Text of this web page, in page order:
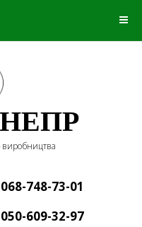
виробництва
068-748-73-01
050-609-32-97